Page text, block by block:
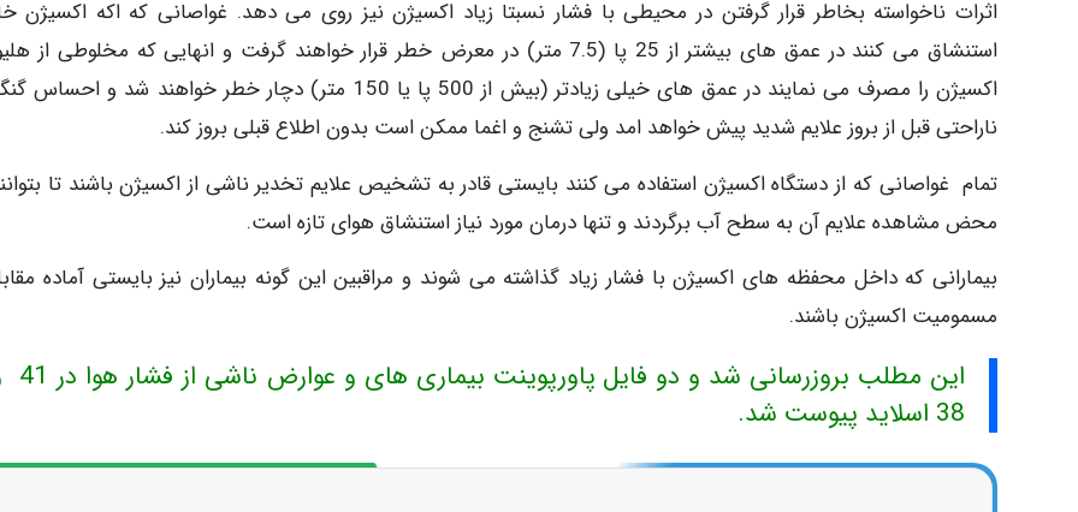
اثرات ناخواسته بخاطر قرار گرفتن در محیطی با فشار نسبتا زیاد اکسیژن نیز روی می دهد. غواصانی که اکه اکسیژن
استنشاق می کنند در عمق های بیشتر از 25 پا (7.5 متر) در معرض خطر قرار خواهند گرفت و انهایی که مخلوطی از
اکسیژن را مصرف می نمایند در عمق های خیلی زیادتر (بیش از 500 پا یا 150 متر) دچار خطر خواهند شد و
ناراحتی قبل از بروز علایم شدید پیش خواهد امد ولی تشنج و اغما ممکن است بدون اطلاع قبلی بروز کند.
تمام غواصانی که از دستگاه اکسیژن استفاده می کنند بایستی قادر به تشخیص علایم تخدیر ناشی از اکسیژن باشند تا
محض مشاهده علایم آن به سطح آب برگردند و تنها درمان مورد نیاز استنشاق هوای تازه است.
بیمارانی که داخل محفظه های اکسیژن با فشار زیاد گذاشته می شوند و مراقبین این گونه بیماران نیز بایستی آماده
مسمومیت اکسیژن باشند.
این مطلب
38 اسلاید پیوست شد.